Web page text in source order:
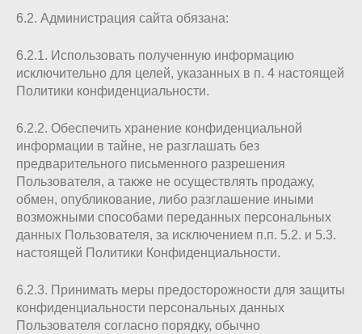
6.2. Администрация сайта обязана:
6.2.1. Использовать полученную информацию
исключительно для целей, указанных в п. 4 настоящей
Политики конфиденциальности.
6.2.2. Обеспечить хранение конфиденциальной
информации в тайне, не разглашать без
предварительного письменного разрешения
Пользователя, а также не осуществлять продажу,
обмен, опубликование, либо разглашение иными
возможными способами переданных персональных
данных Пользователя, за исключением п.п. 5.2. и 5.3.
настоящей Политики Конфиденциальности.
6.2.3. Принимать меры предосторожности для защиты
конфиденциальности персональных данных
Пользователя согласно порядку, обычно